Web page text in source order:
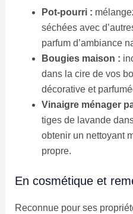
Pot-pourri :
séchées avec
parfum d’ambiance
Bougies maison :
dans la cire de vos
décorative et
Vinaigre ménager
tiges de lavande
obtenir un nettoyant
propre.
En cosmétique et
Reconnue pour ses